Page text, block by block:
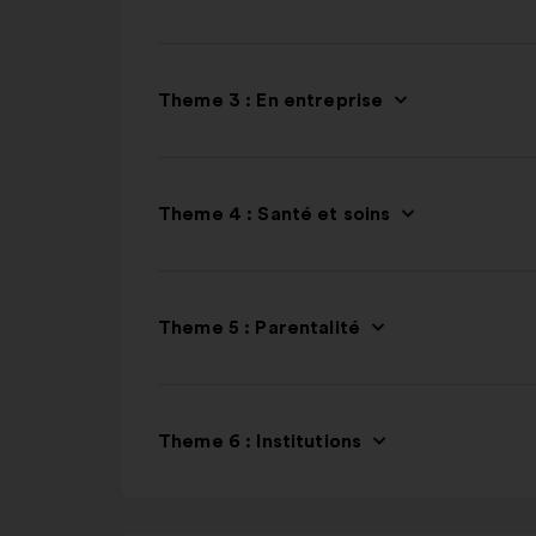
Theme 3 : En entreprise
Theme 4 : Santé et soins
Theme 5 : Parentalité
Theme 6 : Institutions